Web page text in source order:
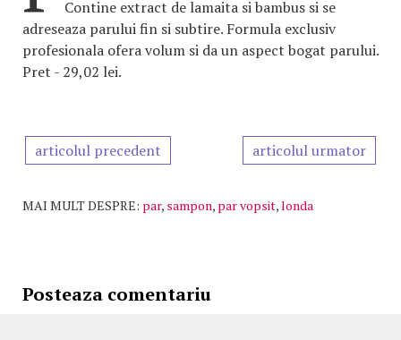
Contine extract de lamaita si bambus si se
adreseaza parului fin si subtire. Formula exclusiv
profesionala ofera volum si da un aspect bogat parului.
Pret - 29,02 lei.
articolul precedent articolul urmator
MAI MULT DESPRE: par, sampon, par vopsit,londa
Posteaza comentariu